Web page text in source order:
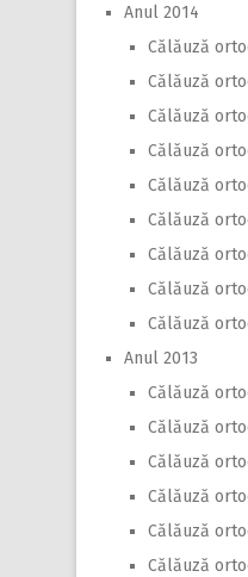
Anul 2014
Călăuză
Călăuză
Călăuză
Călăuză
Călăuză
Călăuză
Călăuză
Călăuză
Călăuză
Anul 2013
Călăuză
Călăuză
Călăuză
Călăuză
Călăuză
Călăuză